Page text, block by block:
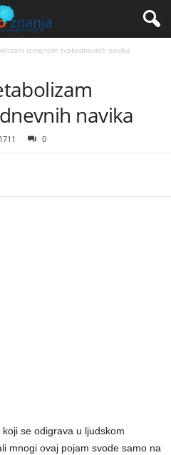
izmenom svakodnevnih navika
navika
1711 0
se odigrava u ljudskom
mnogi ovaj pojam svode samo na